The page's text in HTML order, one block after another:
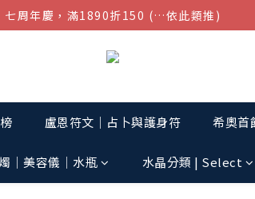
結帳金額滿$1080超取免運
七周年慶，滿1890折150 (…依此類推)
盧恩符文｜占卜與護身符 希奧
│美容儀│水瓶 水晶分類 | Select